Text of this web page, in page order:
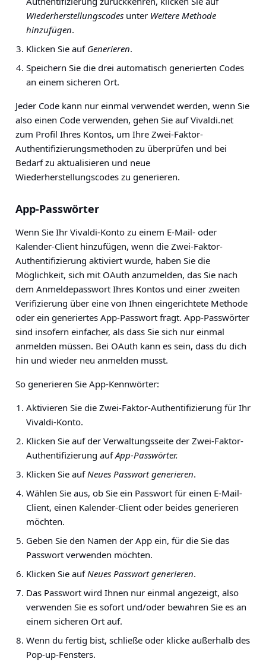
Wiederherstellungscodes unter Weitere Methode
hinzufügen.
Klicken Sie auf Generieren.
Speichern Sie die drei automatisch generierten Codes
an einem sicheren Ort.
Jeder Code kann nur einmal verwendet werden, wenn Sie
also einen Code verwenden, gehen Sie auf Vivaldi.net
zum Profil Ihres Kontos, um Ihre Zwei-Faktor-
Authentifizierungsmethoden zu überprüfen und bei
Bedarf zu aktualisieren und neue
Wiederherstellungscodes zu generieren.
App-Passwörter
Wenn Sie Ihr Vivaldi-Konto zu einem E-Mail- oder
Kalender-Client hinzufügen, wenn die Zwei-Faktor-
Authentifizierung aktiviert wurde, haben Sie die
Möglichkeit, sich mit OAuth anzumelden, das Sie nach
dem Anmeldepasswort Ihres Kontos und einer zweiten
Verifizierung über eine von Ihnen eingerichtete Methode
oder ein generiertes App-Passwort fragt. App-Passwörter
sind insofern einfacher, als dass Sie sich nur einmal
anmelden müssen. Bei OAuth kann es sein, dass du dich
hin und wieder neu anmelden musst.
So generieren Sie App-Kennwörter:
Aktivieren Sie die Zwei-Faktor-Authentifizierung für Ihr
Vivaldi-Konto.
Klicken Sie auf der Verwaltungsseite der Zwei-Faktor-
Authentifizierung aufApp-Passwörter.
Klicken Sie aufNeues Passwort generieren.
Wählen Sie aus, ob Sie ein Passwort für einen E-Mail-
Client, einen Kalender-Client oder beides generieren
möchten.
Geben Sie den Namen der App ein, für die Sie das
Passwort verwenden möchten.
Klicken Sie aufNeues Passwort generieren.
Das Passwort wird Ihnen nur einmal angezeigt, also
verwenden Sie es sofort und/oder bewahren Sie es an
einem sicheren Ort auf.
Wenn du fertig bist, schließe oder klicke außerhalb des
Pop-up-Fensters.